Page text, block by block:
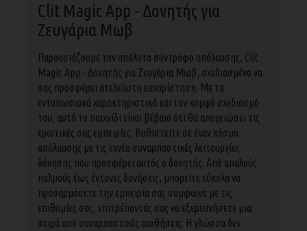
Clit Magic App - Δονητής για
Ζευγάρια Μωβ
Παρουσιάζουμε τον απόλυτο σύντροφο απόλαυσης, Clit
Magic App - Δονητής για Ζευγάρια Μωβ, σχεδιασμένο να
σας προσφέρει ατελείωτη ευχαρίστηση. Με τα
εντυπωσιακά χαρακτηριστικά και τον κομψό σχεδιασμό
του, αυτό το παιχνίδι είναι βέβαιο ότι θα απογειώσει τις
ερωτικές σας εμπειρίες. Βυθιστείτε σε έναν κόσμο
απόλαυσης με τις εννέα συναρπαστικές λειτουργίες
δόνησης που προσφέρει αυτός ο δονητής. Από απαλούς
παλμούς έως έντονες δονήσεις, μπορείτε εύκολα να
προσαρμόσετε την εμπειρία σας σύμφωνα με τις
επιθυμίες σας, επιτρέποντάς σας να εξερευνήσετε μια
σειρά από συναρπαστικές αισθήσεις. Η γλώσσα δεν